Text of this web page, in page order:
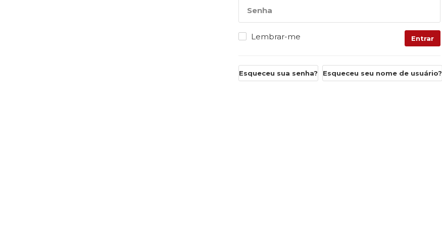
Senha
Lembrar-me Entrar
Esqueceu sua senha? Esqueceu seu nome de usuário?